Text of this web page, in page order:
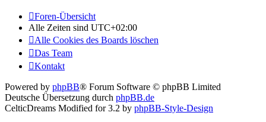
Foren-Übersicht
Alle Zeiten sind UTC+02:00
Alle Cookies des Boards löschen
Das Team
Kontakt
Powered by phpBB® Forum Software © phpBB Limited
Deutsche Übersetzung durch phpBB.de
CelticDreams Modified for 3.2 by phpBB-Style-Design